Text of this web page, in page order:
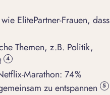
ElitePartner-Frauen, dass
Themen, z.B. Politik,
4
Marathon: 74%
zu entspannen
5